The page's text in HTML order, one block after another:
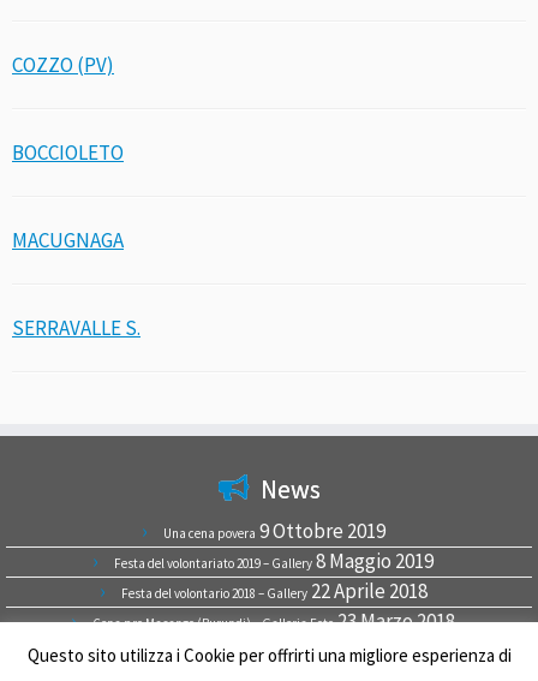
COZZO (PV)
BOCCIOLETO
MACUGNAGA
SERRAVALLE S.
News
Una cena povera 9 Ottobre 2019
Festa del volontariato 2019 – Gallery 8 Maggio 2019
Festa del volontario 2018 – Gallery 22 Aprile 2018
Cena pro Masango (Burundi) – Galleria Foto 23 Marzo 2018
9 luglio 2017 9 Luglio 2017
Questo sito utilizza i Cookie per offrirti una migliore esperienza di